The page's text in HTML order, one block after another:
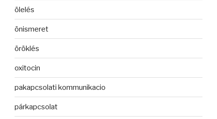
ölelés
önismeret
öröklés
oxitocin
pakapcsolati kommunikacio
párkapcsolat